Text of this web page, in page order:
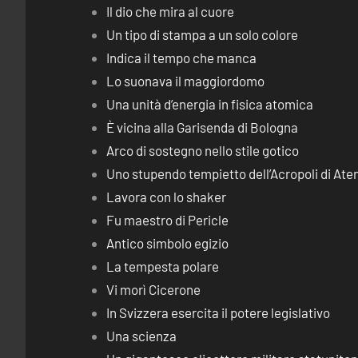
Il dio che mira al cuore
Un tipo di stampa a un solo colore
Indica il tempo che manca
Lo suonava il maggiordomo
Una unità d’energia in fisica atomica
È vicina alla Garisenda di Bologna
Arco di sostegno nello stile gotico
Uno stupendo tempietto dell’Acropoli di
Lavora con lo shaker
Fu maestro di Pericle
Antico simbolo egizio
La tempesta polare
Vi morì Cicerone
In Svizzera esercita il potere legislativo
Una scienza